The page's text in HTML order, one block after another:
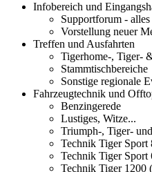
Infobereich und
Supportforum -
Vorstellung neuer
Treffen und Ausfahrten
Tigerhome-, Tiger-
Stammtischbereiche
Sonstige regionale
Fahrzeugtechnik und
Benzingerede
Lustiges, Witze...
Triumph-, Tiger-
Technik Tiger Sport
Technik Tiger Sport
Technik Tiger 1200